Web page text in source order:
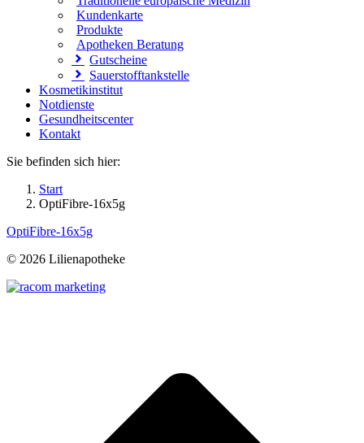
Kundenkarte
Produkte
Apotheken Beratung
Gutscheine
Sauerstofftankstelle
Kosmetikinstitut
Notdienste
Gesundheitscenter
Kontakt
Sie befinden sich hier:
Start
OptiFibre-16x5g
OptiFibre-16x5g
© 2026 Lilienapotheke